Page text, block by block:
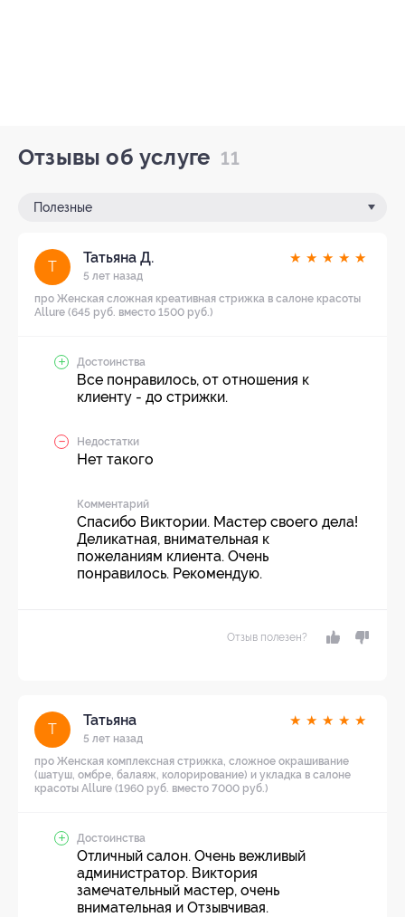
Отзывы об услуге 11
Полезные
Т
Татьяна Д.
5 лет назад
★ ★ ★ ★ ★
про Женская сложная креативная стрижка в салоне красоты
Allure (645 руб. вместо 1500 руб.)
Достоинства
Все понравилось, от отношения к
клиенту - до стрижки.
Недостатки
Нет такого
Комментарий
Спасибо Виктории. Мастер своего дела!
Деликатная, внимательная к
пожеланиям клиента. Очень
понравилось. Рекомендую.
Отзыв полезен?
Т
Татьяна
5 лет назад
★ ★ ★ ★ ★
про Женская комплексная стрижка, сложное окрашивание
(шатуш, омбре, балаяж, колорирование) и укладка в салоне
красоты Allure (1960 руб. вместо 7000 руб.)
Достоинства
Отличный салон. Очень вежливый
администратор. Виктория
замечательный мастер, очень
внимательная и Отзывчивая.